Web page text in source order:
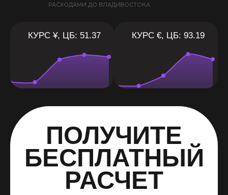
РАСХОДАМИ ДО ВЛАДИВОСТОКА
КУРС ¥, ЦБ: 51.37 КУРС €, ЦБ: 93.19
ПОЛУЧИТЕ
БЕСПЛАТНЫЙ
РАСЧЕТ